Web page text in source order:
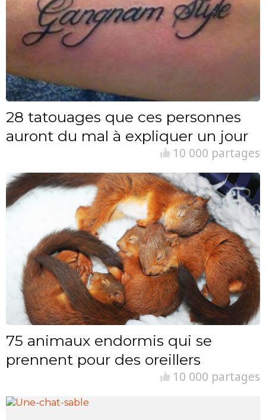
28 tatouages que ces personnes
auront du mal à expliquer un jour
10 000 partages
75 animaux endormis qui se
prennent pour des oreillers
10 000 partages